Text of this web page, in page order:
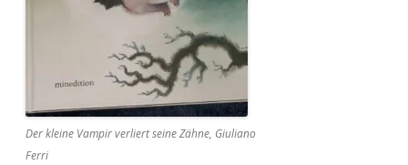
Der kleine Vampir verliert seine Zähne, Giuliano
Ferri